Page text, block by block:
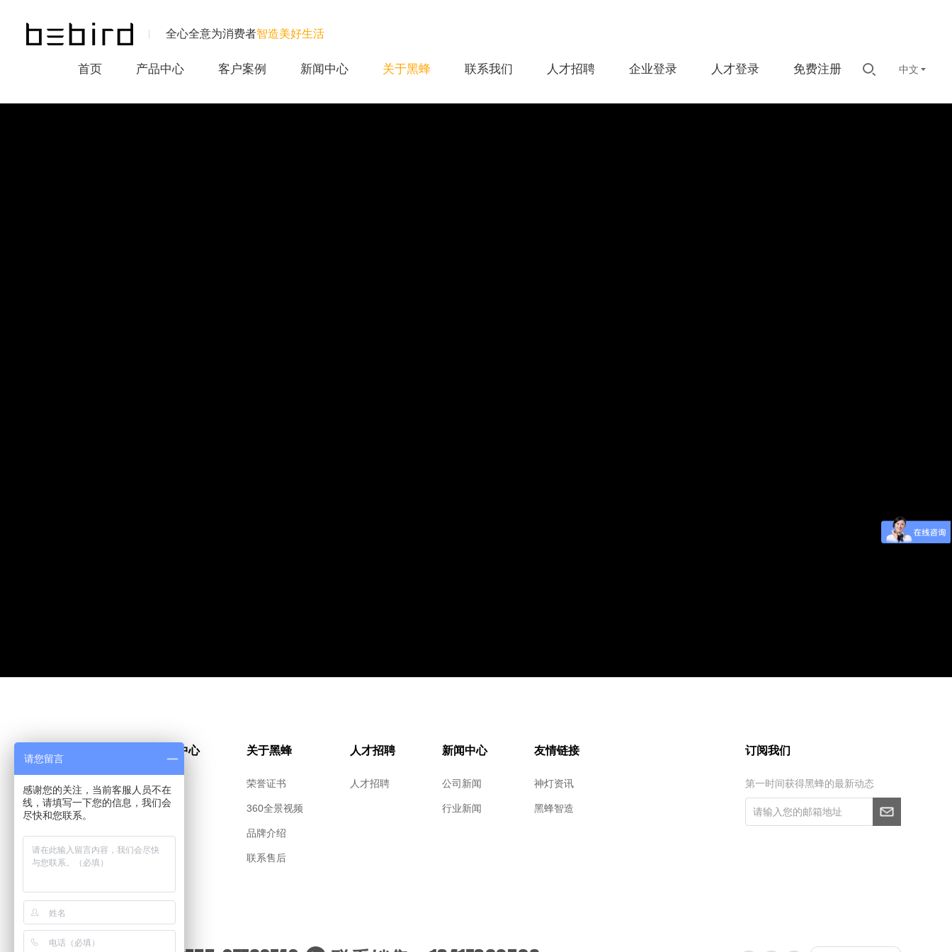
全心全意为消费者智造美好生活
首页 产品中心 客户案例 新闻中心 关于黑蜂 联系我们 人才招聘 企业登录 人才登录 免费注册 中文
下载中心
产品支持
产品中心
入门款
青春款
关于黑蜂
荣誉证书
360全景视频
品牌介绍
联系售后
人才招聘
人才招聘
新闻中心
公司新闻
行业新闻
友情链接
神灯资讯
黑蜂智造
订阅我们
第一时间获得黑蜂的最新动态
请您留言
感谢您的关注，当前客服人员不在
线，请填写一下您的信息，我们会
尽快和您联系。